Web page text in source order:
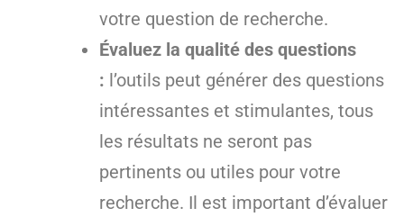
votre question de recherche.
Évaluez la qualité des questions
: l’outils peut générer des questions
intéressantes et stimulantes, tous
les résultats ne seront pas
pertinents ou utiles pour votre
recherche. Il est important d’évaluer